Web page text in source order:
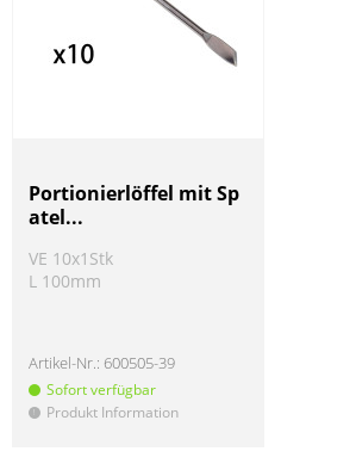
Portionierlöffel mit Sp
atel...
VE 10x1Stk
L 100mm
Artikel-Nr.: 600505-39
Sofort verfügbar
! Produkt Information